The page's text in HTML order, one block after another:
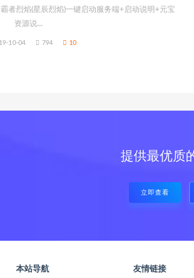
者烈焰(星辰烈焰)一键启动服务端+启动说明+元宝
资源说...
10-04 794 10
提供最优质
立即查看
本站导航 友情链接